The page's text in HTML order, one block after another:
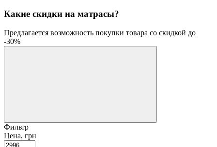
Какие скидки на матрасы?
Предлагается возможность покупки товара со скидкой до
-30%
Фильтр
Цена, грн